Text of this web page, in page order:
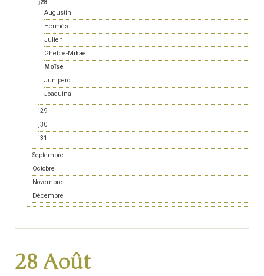
j28
Augustin
Hermès
Julien
Ghebré-Mikaël
Moïse
Junipero
Joaquina
j29
j30
j31
Septembre
Octobre
Novembre
Décembre
28 Août